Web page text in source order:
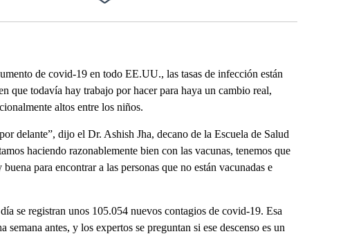
de covid-19 en todo EE.UU., las tasas de infección están
que todavía hay trabajo por hacer para haya un cambio real,
altos entre los niños.
delante”, dijo el Dr. Ashish Jha, decano de la Escuela de Salud
haciendo razonablemente bien con las vacunas, tenemos que
para encontrar a las personas que no están vacunadas e
se registran unos 105.054 nuevos contagios de covid-19. Esa
antes, y los expertos se preguntan si ese descenso es un